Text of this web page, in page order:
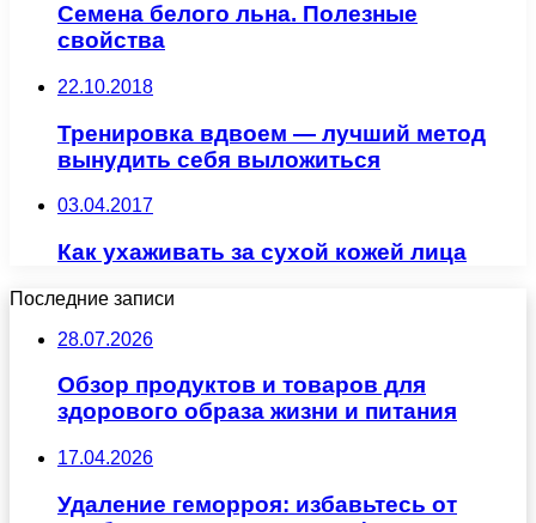
Семена белого льна. Полезные
свойства
22.10.2018
Тренировка вдвоем — лучший метод
вынудить себя выложиться
03.04.2017
Как ухаживать за сухой кожей лица
Последние записи
28.07.2026
Обзор продуктов и товаров для
здорового образа жизни и питания
17.04.2026
Удаление геморроя: избавьтесь от